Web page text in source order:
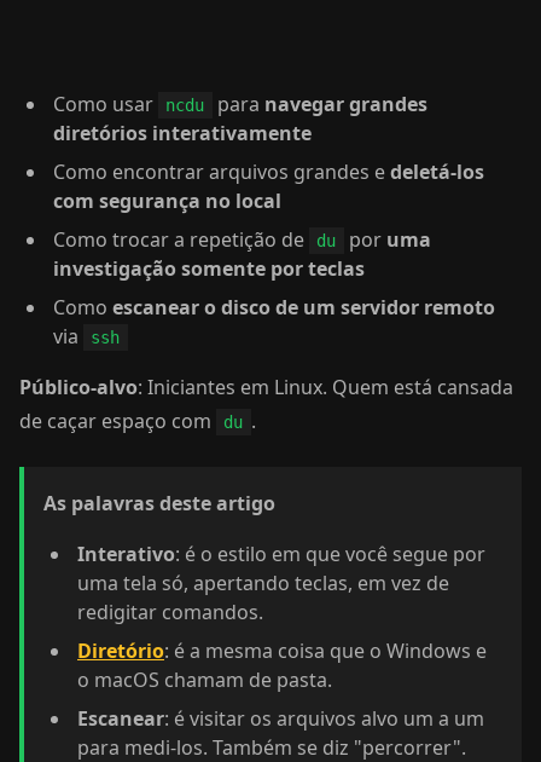
Como usar ncdu para navegar grandes
diretórios interativamente
Como encontrar arquivos grandes edeletá-los
com segurança no local
Como trocar a repetição de
du por uma
investigação somente por teclas
Como escanear o disco de um servidor remoto
via
ssh
Público-alvo: Iniciantes em Linux. Quem está cansada
de caçar espaço com
du .
As palavras deste artigo
Interativo: é o estilo em que você segue por
uma tela só, apertando teclas, em vez de
redigitar comandos.
Diretório: é a mesma coisa que o Windows e
o macOS chamam de pasta.
Escanear: é visitar os arquivos alvo um a um
para medi-los. Também se diz "percorrer".